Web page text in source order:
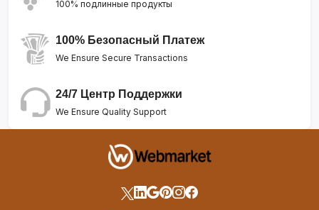
100% подлинные продукты
100% Безопасный Платеж
We Ensure Secure Transactions
24/7 Центр Поддержки
We Ensure Quality Support